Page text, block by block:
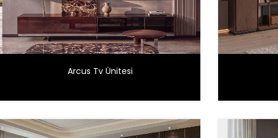
Arcus Tv Ünitesi